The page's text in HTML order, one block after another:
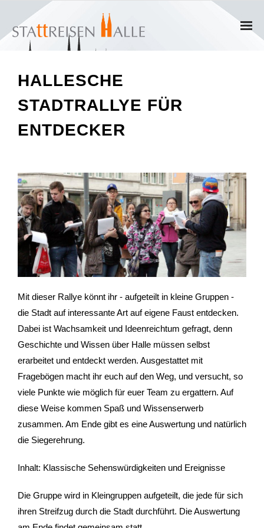
- Firmengruppen
- Kinder und Jugendliche
Führungen & Rundgänge
- Erlebnisführungen & Touren
- Stadtrundgänge
- Kinder & Schulklassen
- Polizeiruf-Touren
- Kulinarische Stadtführungen
- Ausflüge & Touren
- Weihnachtsangebote
HALLESCHE
STADTRALLYE FÜR
ENTDECKER
Mit dieser Rallye könnt ihr - aufgeteilt in kleine Gruppen -
die Stadt auf interessante Art auf eigene Faust entdecken.
Dabei ist Wachsamkeit und Ideenreichtum gefragt, denn
Geschichte und Wissen über Halle müssen selbst
erarbeitet und entdeckt werden. Ausgestattet mit
Fragebögen macht ihr euch auf den Weg, und versucht, so
viele Punkte wie möglich für euer Team zu ergattern. Auf
diese Weise kommen Spaß und Wissenserwerb
zusammen. Am Ende gibt es eine Auswertung und natürlich
die Siegerehrung.
Inhalt: Klassische Sehenswürdigkeiten und Ereignisse
Die Gruppe wird in Kleingruppen aufgeteilt, die jede für sich
ihren Streifzug durch die Stadt durchführt. Die Auswertung